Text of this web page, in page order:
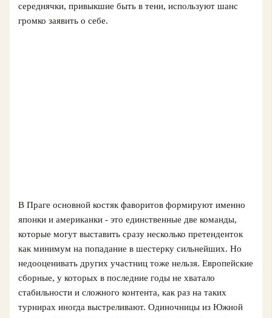
середнячки, привыкшие быть в тени, используют шанс
громко заявить о себе.
В Праге основной костяк фаворитов формируют именно
японки и американки - это единственные две команды,
которые могут выставить сразу несколько претенденток
как минимум на попадание в шестерку сильнейших. Но
недооценивать других участниц тоже нельзя. Европейские
сборные, у которых в последние годы не хватало
стабильности и сложного контента, как раз на таких
турнирах иногда выстреливают. Одиночницы из Южной